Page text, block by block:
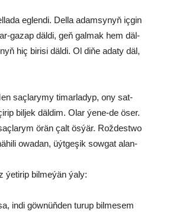
eg­len­di. Del­la adam­sy­nyň iç­gin
ga­zap däl­di, geň gal­mak hem däl­
hiç bi­ri­si däl­di. Ol di­ňe ada­ty däl,
saç­la­ry­my ti­mar­la­dyp, ony sat­
bil­jek däl­dim. Olar ýe­ne-de öser.
örän çalt ös­ýär. Rož­dest­wo
owa­dan, üýt­ge­şik sow­gat alan­
ýe­ti­rip bil­me­ýän ýa­ly:
in­di göw­nü­ň­den tu­rup bil­me­sem